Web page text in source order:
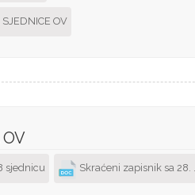
OV
sjednicu Skraćeni zapisnik sa 28. ...